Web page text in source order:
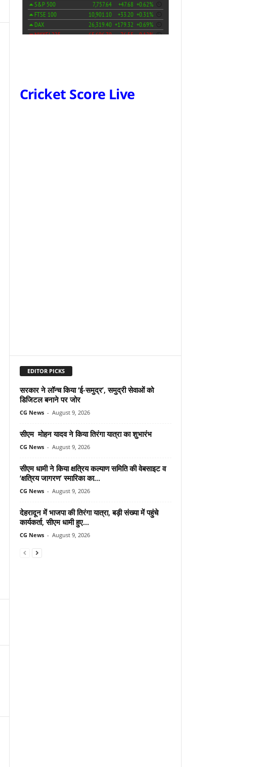
Cricket Score Live
EDITOR PICKS
सरकार ने लॉन्च किया ‘ई-समुद्र’, समुद्री सेवाओं को
डिजिटल बनाने पर जोर
CG News - August 9, 2026
सीएम मोहन यादव ने किया तिरंगा यात्रा का शुभारंभ
CG News - August 9, 2026
सीएम धामी ने किया क्षत्रिय कल्याण समिति की वेबसाइट व
‘क्षत्रिय जागरण’ स्मारिका का...
CG News - August 9, 2026
देहरादून में भाजपा की तिरंगा यात्रा, बड़ी संख्या में पहुंचे
कार्यकर्ता, सीएम धामी हुए...
CG News - August 9, 2026